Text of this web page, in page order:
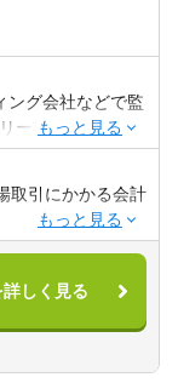
ング会社などで監
ー業務経験を有
において、以下
程度以上お持ちの
管理・開示作成・
方針の策定な
SOX対応な
取引にかかる会計
マージャー・イン
援業務
BPR）支援業務
かる会計アドバイ
しく見る